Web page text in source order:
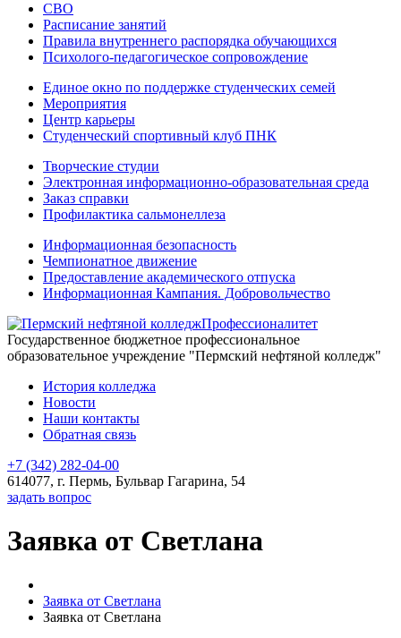
СВО
Расписание занятий
Правила внутреннего распорядка обучающихся
Психолого-педагогическое сопровождение
Единое окно по поддержке студенческих семей
Мероприятия
Центр карьеры
Студенческий спортивный клуб ПНК
Творческие студии
Электронная информационно-образовательная среда
Заказ справки
Профилактика сальмонеллеза
Информационная безопасность
Чемпионатное движение
Предоставление академического отпуска
Информационная Кампания. Добровольчество
Профессионалитет
Государственное бюджетное профессиональное
образовательное учреждение "Пермский нефтяной колледж"
История колледжа
Новости
Наши контакты
Обратная связь
+7 (342) 282-04-00
614077, г. Пермь, Бульвар Гагарина, 54
задать вопрос
Заявка от Светлана
Заявка от Светлана
Заявка от Светлана